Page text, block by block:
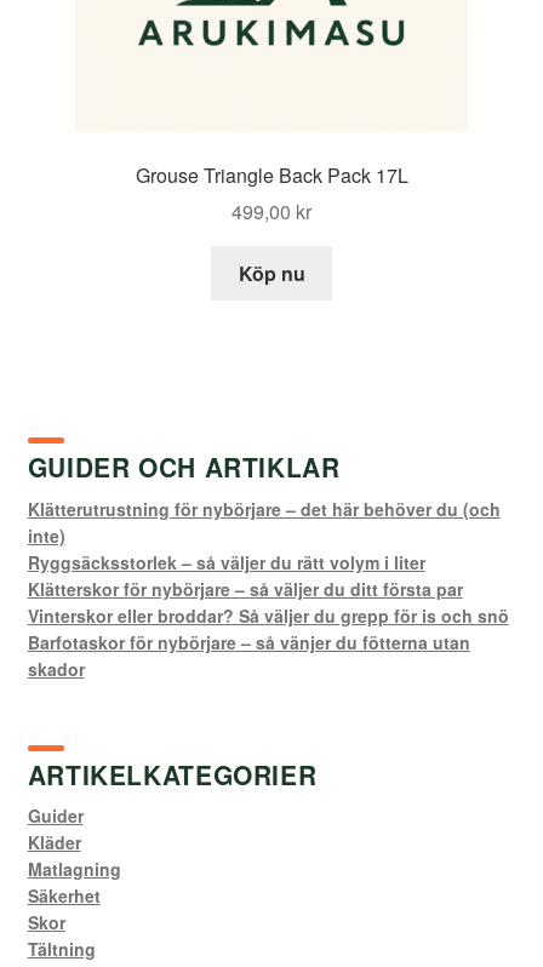
Grouse Triangle Back Pack 17L
499,00 kr
Köp nu
GUIDER OCH ARTIKLAR
Klätterutrustning för nybörjare – det här behöver du (och
inte)
Ryggsäcksstorlek – så väljer du rätt volym i liter
Klätterskor för nybörjare – så väljer du ditt första par
Vinterskor eller broddar? Så väljer du grepp för is och snö
Barfotaskor för nybörjare – så vänjer du fötterna utan
skador
ARTIKELKATEGORIER
Guider
Kläder
Matlagning
Säkerhet
Skor
Tältning